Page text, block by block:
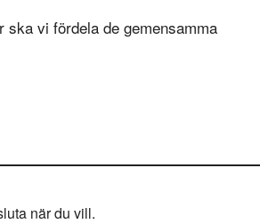
vi fördela de gemensamma
när du vill.